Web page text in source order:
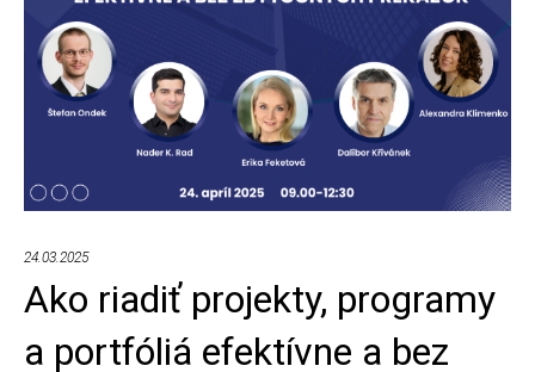
ako
sa
brániť?
24.03.2025
Ako riadiť projekty, programy
a portfóliá efektívne a bez